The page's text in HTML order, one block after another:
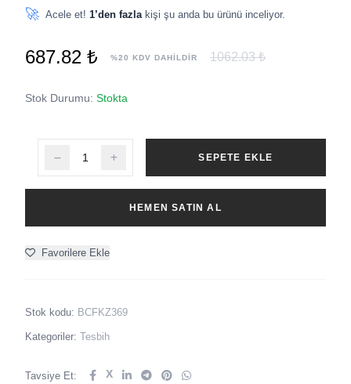
🚀 Acele et! 1’den fazla kişi şu anda bu ürünü inceliyor.
687.82 ₺ %20 KDV DAHİLDİR 1062.03 ₺
Stok Durumu: Stokta
SEPETE EKLE
HEMEN SATIN AL
Favorilere Ekle
Stok kodu: BCFKZ369
Kategoriler: Tesbih
Tavsiye Et: X